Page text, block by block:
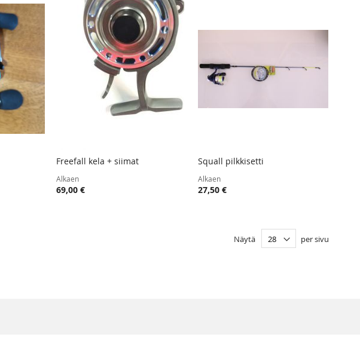
VERTAILUUN
VERTAILUUN
Freefall kela + siimat
Alkaen
69,00 €
Squall pilkkisetti
Alkaen
27,50 €
Näytä per sivu